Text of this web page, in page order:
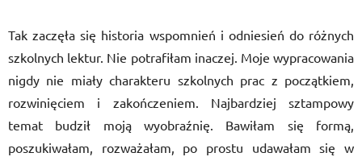
Tak zaczęła się historia wspomnień i odniesień do różnych
szkolnych lektur. Nie potrafiłam inaczej. Moje wypracowania
nigdy nie miały charakteru szkolnych prac z początkiem,
rozwinięciem i zakończeniem. Najbardziej sztampowy
temat budził moją wyobraźnię. Bawiłam się formą,
poszukiwałam, rozważałam, po prostu udawałam się w